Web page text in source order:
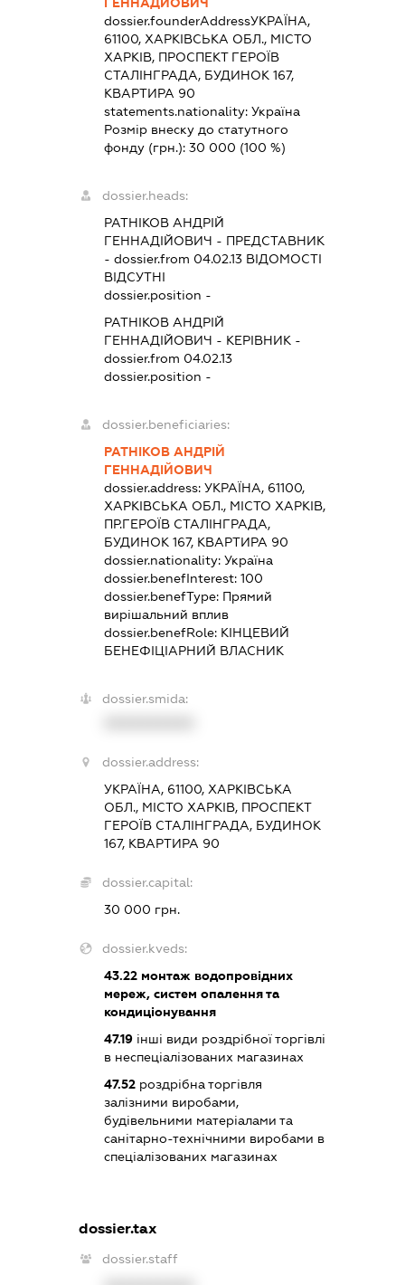
dossier.founderAddressУКРАЇНА,
61100, ХАРКІВСЬКА ОБЛ., МІСТО
ХАРКІВ, ПРОСПЕКТ ГЕРОЇВ
СТАЛІНГРАДА, БУДИНОК 167,
КВАРТИРА 90
statements.nationality: Україна
Розмір внеску до статутного
фонду (грн.): 30 000 (100 %)
dossier.heads:
РАТНІКОВ АНДРІЙ
ГЕННАДІЙОВИЧ - ПРЕДСТАВНИК
- dossier.from 04.02.13ВІДОМОСТІ
ВІДСУТНІ
dossier.position -
РАТНІКОВ АНДРІЙ
ГЕННАДІЙОВИЧ - КЕРІВНИК -
dossier.from 04.02.13
dossier.position -
dossier.beneficiaries:
РАТНІКОВ АНДРІЙ
ГЕННАДІЙОВИЧ
dossier.address: УКРАЇНА, 61100,
ХАРКІВСЬКА ОБЛ., МІСТО ХАРКІВ,
ПР.ГЕРОЇВ СТАЛІНГРАДА,
БУДИНОК 167, КВАРТИРА 90
dossier.nationality: Україна
dossier.benefInterest: 100
dossier.benefType: Прямий
вирішальний вплив
dossier.benefRole: КІНЦЕВИЙ
БЕНЕФІЦІАРНИЙ ВЛАСНИК
dossier.smida:
dossier.address:
УКРАЇНА, 61100, ХАРКІВСЬКА
ОБЛ., МІСТО ХАРКІВ, ПРОСПЕКТ
ГЕРОЇВ СТАЛІНГРАДА, БУДИНОК
167, КВАРТИРА 90
dossier.capital:
30 000 грн.
dossier.kveds:
43.22монтаж водопровідних
мереж, систем опалення та
кондиціонування
47.19інші види роздрібної торгівлі
в неспеціалізованих магазинах
47.52роздрібна торгівля
залізними виробами,
будівельними матеріалами та
санітарно-технічними виробами в
спеціалізованих магазинах
dossier.tax
dossier.staff